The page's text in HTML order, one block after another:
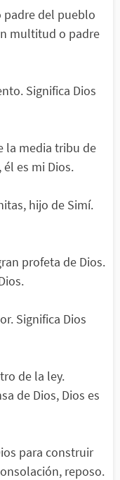
padre del pueblo
multitud o padre
Significa Dios
la media tribu de
él es mi Dios.
hijo de Simí.
profeta de Dios.
Significa Dios
de la ley.
de Dios, Dios es
para construir
reposo.